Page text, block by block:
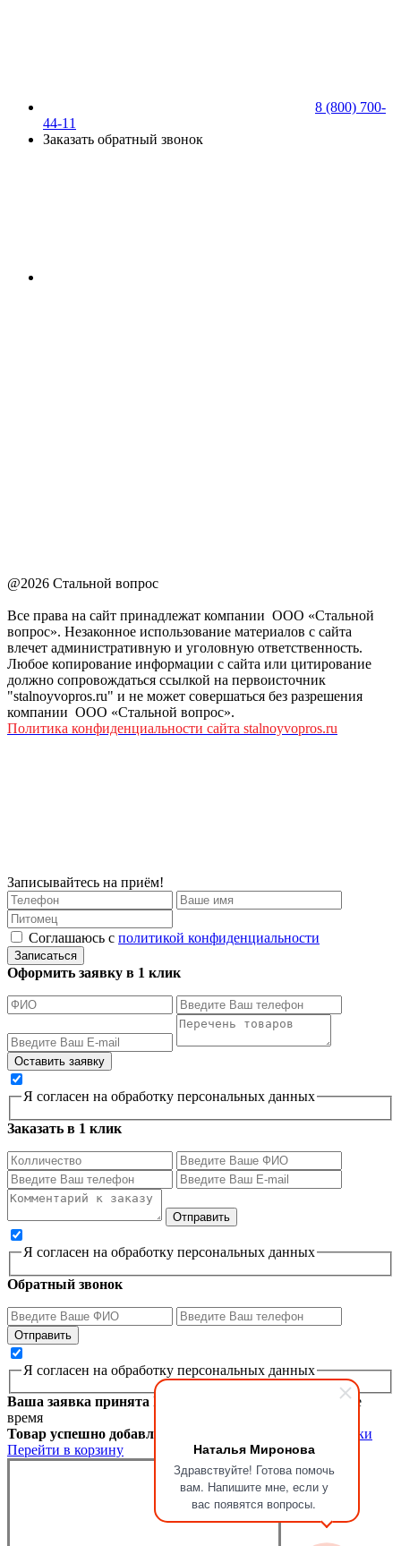
Наталья Миронова
Здравствуйте! Готова помочь
вам. Напишите мне, если у
вас появятся вопросы.
8 (800) 700-
44-11
Заказать обратный звонок
@2026 Стальной вопрос
Все права на сайт принадлежат компании ООО «Стальной
вопрос». Незаконное использование материалов с сайта
влечет административную и уголовную ответственность.
Любое копирование информации с сайта или цитирование
должно сопровождаться ссылкой на первоисточник
"stalnoyvopros.ru" и не может совершаться без разрешения
компании ООО «Стальной вопрос».
Политика конфиденциальности сайта stalnoyvopros.ru
Записывайтесь на приём!
Соглашаюсь с политикой конфиденциальности
Записаться
Оформить заявку в 1 клик
Я согласен на обработку персональных данных
Заказать в 1 клик
Я согласен на обработку персональных данных
Обратный звонок
Я согласен на обработку персональных данных
Ваша заявка принята Мы перезвоним вам в ближайшее
время
Товар успешно добавлен в корзину
Продолжить покупки
Перейти в корзину